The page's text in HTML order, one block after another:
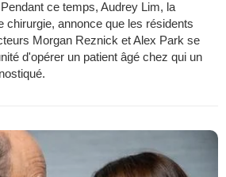
ce temps, Audrey Lim, la
chirurgie, annonce que les résidents
Morgan Reznick et Alex Park se
d'opérer un patient âgé chez qui un